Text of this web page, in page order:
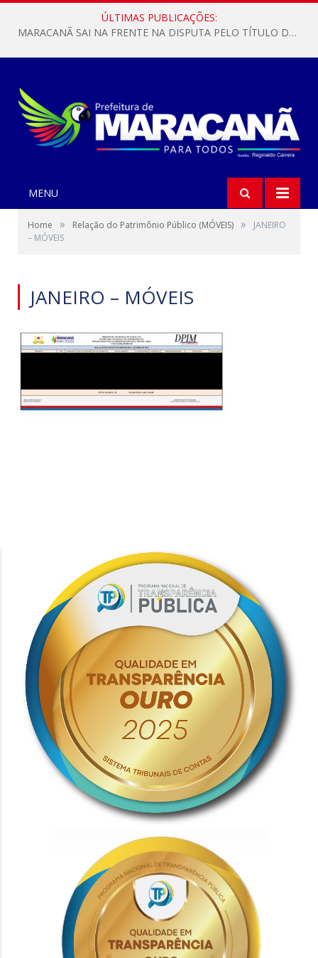
ÚLTIMAS PUBLICAÇÕES:
MARACANÃ SAI NA FRENTE NA DISPUTA PELO TÍTULO DA COPA PARÁ SUB-17!
MENU
Home » Relação do Patrimônio Público (MÓVEIS) »
JANEIRO
– MÓVEIS
JANEIRO – MÓVEIS